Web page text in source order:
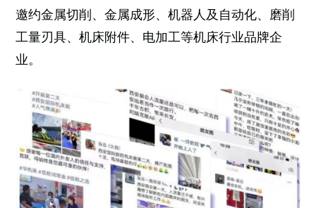
邀约金属切削、金属成形、机器人及自动化、磨削
工量刃具、机床附件、电加工等机床行业品牌企
业。